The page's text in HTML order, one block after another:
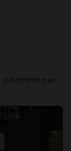
già pronto per